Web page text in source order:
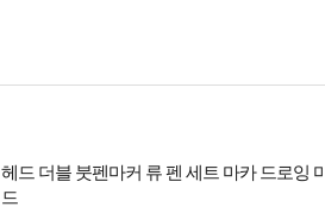
헤드 더블 붓펜마커 류 펜 세트 마카 드로잉
드